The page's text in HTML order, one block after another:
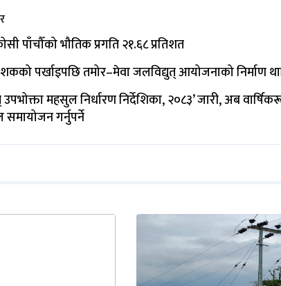
पाँचौँको भौतिक प्रगति २१.६८ प्रतिशत
पर्खाइपछि तमोर–मेवा जलविद्युत् आयोजनाको निर्माण
उपभोक्ता महसुल निर्धारण निर्देशिका, २०८३’ जारी, अब
गर्नुपर्ने